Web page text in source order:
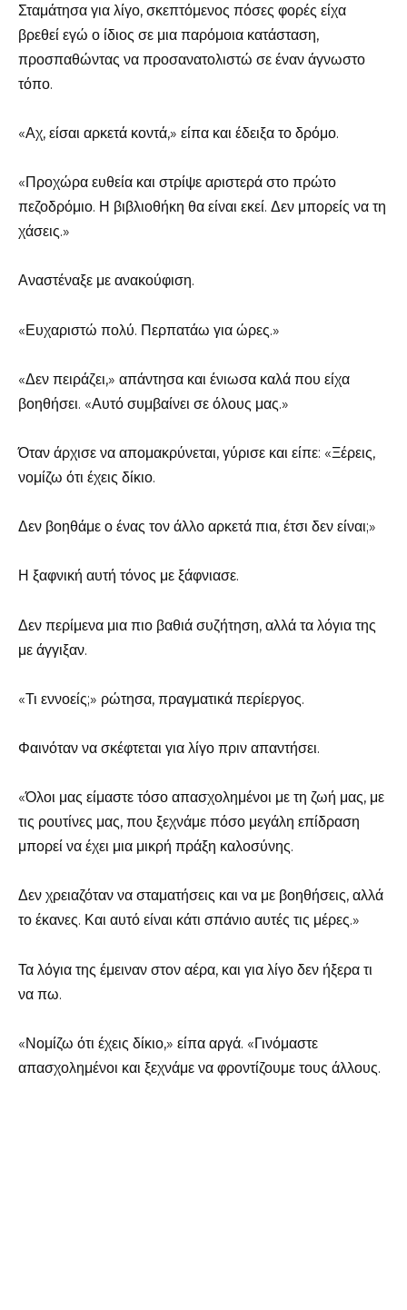
Σταμάτησα για λίγο, σκεπτόμενος πόσες φορές είχα
βρεθεί εγώ ο ίδιος σε μια παρόμοια κατάσταση,
προσπαθώντας να προσανατολιστώ σε έναν άγνωστο
τόπο.
«Αχ, είσαι αρκετά κοντά,» είπα και έδειξα το δρόμο.
«Προχώρα ευθεία και στρίψε αριστερά στο πρώτο
πεζοδρόμιο. Η βιβλιοθήκη θα είναι εκεί. Δεν μπορείς να τη
χάσεις.»
Αναστέναξε με ανακούφιση.
«Ευχαριστώ πολύ. Περπατάω για ώρες.»
«Δεν πειράζει,» απάντησα και ένιωσα καλά που είχα
βοηθήσει. «Αυτό συμβαίνει σε όλους μας.»
Όταν άρχισε να απομακρύνεται, γύρισε και είπε: «Ξέρεις,
νομίζω ότι έχεις δίκιο.
Δεν βοηθάμε ο ένας τον άλλο αρκετά πια, έτσι δεν είναι;»
Η ξαφνική αυτή τόνος με ξάφνιασε.
Δεν περίμενα μια πιο βαθιά συζήτηση, αλλά τα λόγια της
με άγγιξαν.
«Τι εννοείς;» ρώτησα, πραγματικά περίεργος.
Φαινόταν να σκέφτεται για λίγο πριν απαντήσει.
«Όλοι μας είμαστε τόσο απασχολημένοι με τη ζωή μας, με
τις ρουτίνες μας, που ξεχνάμε πόσο μεγάλη επίδραση
μπορεί να έχει μια μικρή πράξη καλοσύνης.
Δεν χρειαζόταν να σταματήσεις και να με βοηθήσεις, αλλά
το έκανες. Και αυτό είναι κάτι σπάνιο αυτές τις μέρες.»
Τα λόγια της έμειναν στον αέρα, και για λίγο δεν ήξερα τι
να πω.
«Νομίζω ότι έχεις δίκιο,» είπα αργά. «Γινόμαστε
απασχολημένοι και ξεχνάμε να φροντίζουμε τους άλλους.